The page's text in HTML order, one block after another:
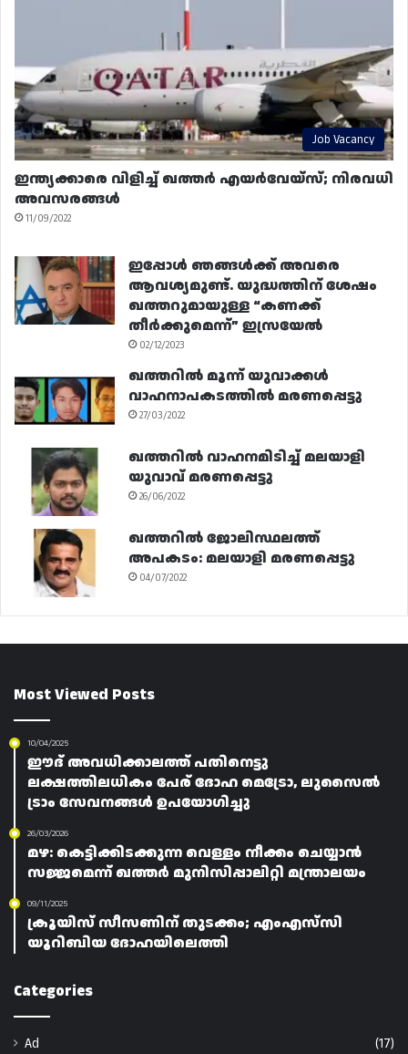
Job Vacancy
ഇന്ത്യക്കാരെ വിളിച്ച് ഖത്തർ എയർവേയ്‌സ്; നിരവധി
അവസരങ്ങൾ
11/09/2022
ഇപ്പോൾ ഞങ്ങൾക്ക് അവരെ
ആവശ്യമുണ്ട്. യുദ്ധത്തിന് ശേഷം
ഖത്തറുമായുള്ള “കണക്ക്
തീർക്കുമെന്ന്” ഇസ്രയേൽ
02/12/2023
ഖത്തറിൽ മൂന്ന് യുവാക്കൾ
വാഹനാപകടത്തിൽ മരണപ്പെട്ടു
27/03/2022
ഖത്തറിൽ വാഹനമിടിച്ച് മലയാളി
യുവാവ് മരണപ്പെട്ടു
26/06/2022
ഖത്തറിൽ ജോലിസ്ഥലത്ത്
അപകടം: മലയാളി മരണപ്പെട്ടു
04/07/2022
Most Viewed Posts
10/04/2025
ഈദ് അവധിക്കാലത്ത് പതിനെട്ടു
ലക്ഷത്തിലധികം പേര് ദോഹ മെട്രോ, ലുസൈൽ
ട്രാം സേവനങ്ങൾ ഉപയോഗിച്ചു
26/03/2026
മഴ: കെട്ടിക്കിടക്കുന്ന വെള്ളം നീക്കം ചെയ്യാൻ
സജ്ജമെന്ന് ഖത്തർ മുനിസിപ്പാലിറ്റി മന്ത്രാലയം
09/11/2025
ക്രൂയിസ് സീസണിന് തുടക്കം; എംഎസ്‌സി
യൂറിബിയ ദോഹയിലെത്തി
Categories
Ad
(17)